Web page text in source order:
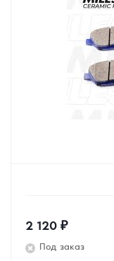
2 120 ₽
Под заказ